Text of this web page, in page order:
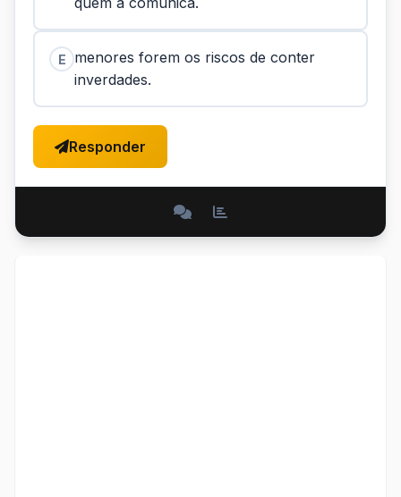
E
menores forem os riscos de conter
inverdades.
Responder